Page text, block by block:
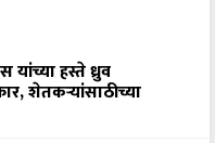
यांच्या हस्ते ध्रुव
शेतकऱ्यांसाठीच्या